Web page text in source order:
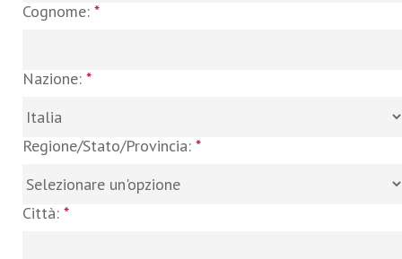
Cognome: *
Nazione: *
Regione/Stato/Provincia: *
Città: *